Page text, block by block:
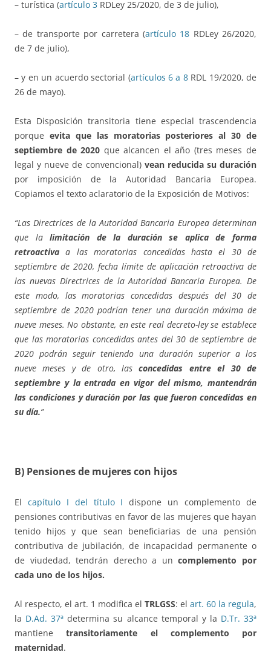
– turística (artículo 3 RDLey 25/2020, de 3 de julio),
– de transporte por carretera (artículo 18 RDLey 26/2020,
de 7 de julio),
– y en un acuerdo sectorial (artículos 6 a 8RDL 19/2020, de
26 de mayo).
Esta Disposición transitoria tiene especial trascendencia
porque evita que las moratorias posteriores al 30 de
septiembre de 2020 que alcancen el año (tres meses de
legal y nueve de convencional) vean reducida su duración
por imposición de la Autoridad Bancaria Europea.
Copiamos el texto aclaratorio de la Exposición de Motivos:
“Las Directrices de la Autoridad Bancaria Europea determinan
que lalimitación de la duración se aplica de forma
retroactiva a las moratorias concedidas hasta el 30 de
septiembre de 2020, fecha límite de aplicación retroactiva de
las nuevas Directrices de la Autoridad Bancaria Europea. De
este modo, las moratorias concedidas después del 30 de
septiembre de 2020 podrían tener una duración máxima de
nueve meses. No obstante, en este real decreto-ley se establece
que las moratorias concedidas antes del 30 de septiembre de
2020 podrán seguir teniendo una duración superior a los
nueve meses y de otro, lasconcedidas entre el 30 de
septiembre y la entrada en vigor del mismo, mantendrán
las condiciones y duración por las que fueron concedidas en
su día.”
B) Pensiones de mujeres con hijos
El capítulo I del título I dispone un complemento de
pensiones contributivas en favor de las mujeres que hayan
tenido hijos y que sean beneficiarias de una pensión
contributiva de jubilación, de incapacidad permanente o
de viudedad, tendrán derecho a uncomplemento por
cada uno de los hijos.
Al respecto, el art. 1 modifica el TRLGSS: el art. 60 la regula,
la D.Ad. 37ª determina su alcance temporal y la D.Tr. 33ª
mantiene transitoriamente el complemento por
maternidad.